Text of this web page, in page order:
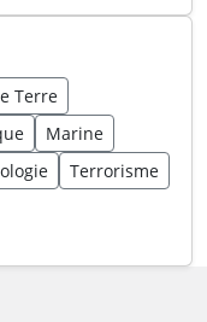
Terre
Marine
Terrorisme